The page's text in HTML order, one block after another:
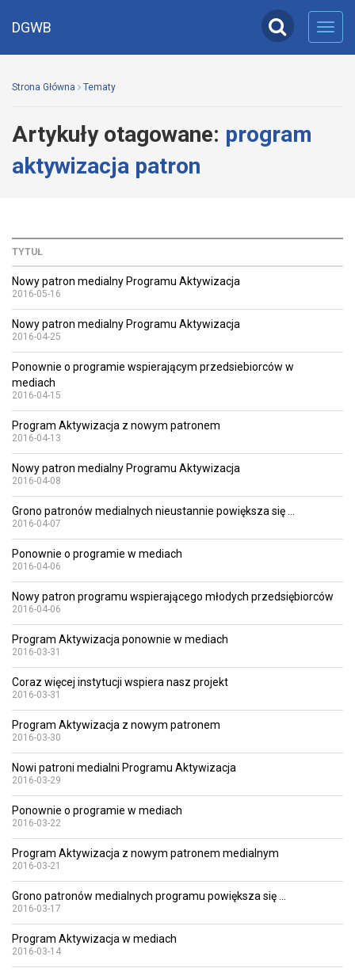
DGWB
Strona Główna Tematy
Artykuły otagowane: program
aktywizacja patron
TYTUŁ
Nowy patron medialny Programu Aktywizacja
2016-05-16
Nowy patron medialny Programu Aktywizacja
2016-04-25
Ponownie o programie wspierającym przedsiebiorców w
mediach
2016-04-15
Program Aktywizacja z nowym patronem
2016-04-13
Nowy patron medialny Programu Aktywizacja
2016-04-08
Grono patronów medialnych nieustannie powiększa się ...
2016-04-07
Ponownie o programie w mediach
2016-04-06
Nowy patron programu wspierającego młodych przedsiębiorców
2016-04-06
Program Aktywizacja ponownie w mediach
2016-03-31
Coraz więcej instytucji wspiera nasz projekt
2016-03-31
Program Aktywizacja z nowym patronem
2016-03-30
Nowi patroni medialni Programu Aktywizacja
2016-03-29
Ponownie o programie w mediach
2016-03-22
Program Aktywizacja z nowym patronem medialnym
2016-03-21
Grono patronów medialnych programu powiększa się ...
2016-03-17
Program Aktywizacja w mediach
2016-03-14